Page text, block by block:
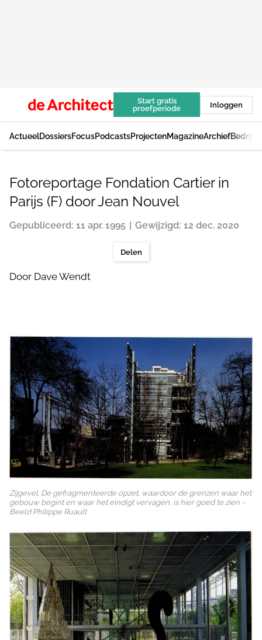
Start gratis
proefperiode
Inloggen
ActueelDossiersFocusPodcastsProjectenMagazineArchief
Fotoreportage Fondation Cartier in
Parijs (F) door Jean Nouvel
Gepubliceerd: 11 apr. 1995 Gewijzigd: 12 dec. 2020
Delen
Door Dave Wendt
Zijgevel. De gefragmenteerde opzet, waardoor de grenzen waar het
gebouw begint en waar het eindigt vervagen, is hier goed te zien -
Beeld Philippe Ruault